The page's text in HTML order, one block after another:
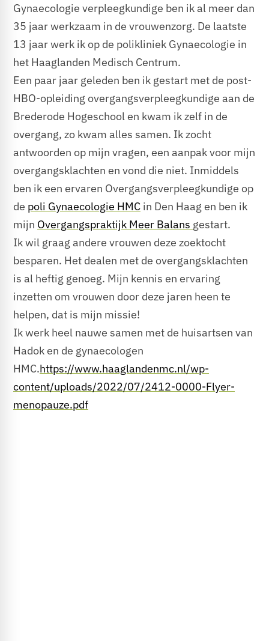
Gynaecologie verpleegkundige ben ik al meer dan
35 jaar werkzaam in de vrouwenzorg. De laatste
13 jaar werk ik op de polikliniek Gynaecologie in
het Haaglanden Medisch Centrum.
Een paar jaar geleden ben ik gestart met de post-
HBO-opleiding overgangsverpleegkundige aan de
Brederode Hogeschool en kwam ik zelf in de
overgang, zo kwam alles samen. Ik zocht
antwoorden op mijn vragen, een aanpak voor mijn
overgangsklachten en vond die niet. Inmiddels
ben ik een ervaren Overgangsverpleegkundige op
de poli Gynaecologie HMC in Den Haag en ben ik
mijn Overgangspraktijk Meer Balans gestart.
Ik wil graag andere vrouwen deze zoektocht
besparen. Het dealen met de overgangsklachten
is al heftig genoeg. Mijn kennis en ervaring
inzetten om vrouwen door deze jaren heen te
helpen, dat is mijn missie!
Ik werk heel nauwe samen met de huisartsen van
Hadok en de gynaecologen
HMC.https://www.haaglandenmc.nl/wp-
content/uploads/2022/07/2412-0000-Flyer-
menopauze.pdf